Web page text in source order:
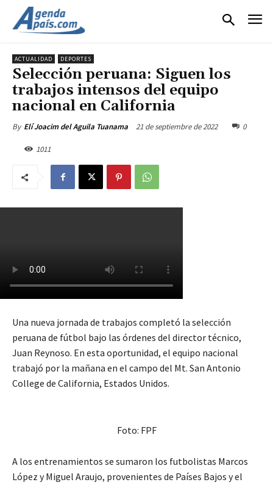
ACTUALIDAD DEPORTES
Selección peruana: Siguen los
trabajos intensos del equipo
nacional en California
By Elí Joacim del Aguila Tuanama 21 de septiembre de 2022 0
1011
Una nueva jornada de trabajos completó la selección
peruana de fútbol bajo las órdenes del director técnico,
Juan Reynoso. En esta oportunidad, el equipo nacional
trabajó por la mañana en el campo del Mt. San Antonio
College de California, Estados Unidos.
Foto: FPF
A los entrenamientos se sumaron los futbolistas Marcos
López y Miguel Araujo, provenientes de Países Bajos y el